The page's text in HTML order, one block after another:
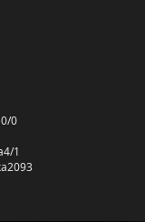
0/0
4/1
2093